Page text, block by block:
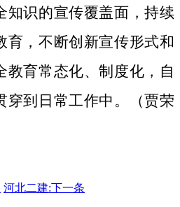
知识的宣传覆盖面，持续
育，不断创新宣传形式和
教育常态化、制度化，自
穿到日常工作中。（贾荣
河北二建:下一条